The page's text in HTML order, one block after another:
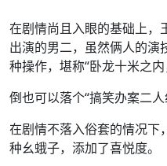
在剧情尚且入眼的基础上，
出演的男二，虽然俩人的演
种操作，堪称“卧龙十米之内
倒也可以落个“搞笑办案二人
在剧情不落入俗套的情况下
种幺蛾子，添加了喜悦度。